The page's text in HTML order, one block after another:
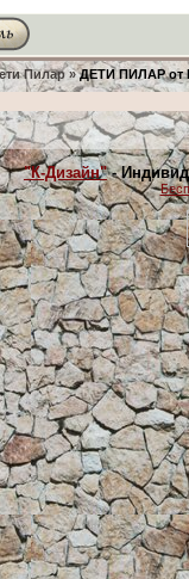
Пилар » ДЕТИ ПИЛАР от
"К-Дизайн"-